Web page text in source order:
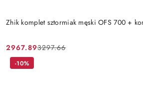
Zhik komplet sztormiak męski OFS 700 +
Cena
promocyjna:
2967.89
Cena
przed
3297.66
-10%